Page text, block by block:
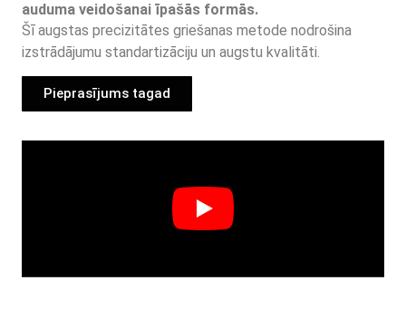
auduma veidošanai īpašās formās.
Šī augstas precizitātes griešanas metode nodrošina
izstrādājumu standartizāciju un augstu kvalitāti.
Pieprasījums tagad